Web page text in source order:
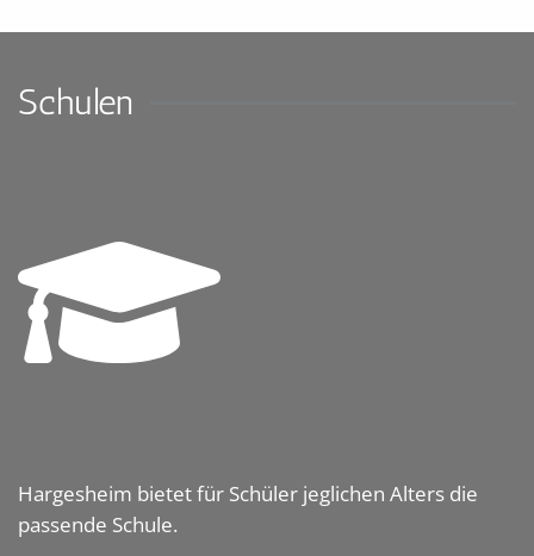
Schulen
Hargesheim bietet für Schüler jeglichen Alters die
passende Schule.